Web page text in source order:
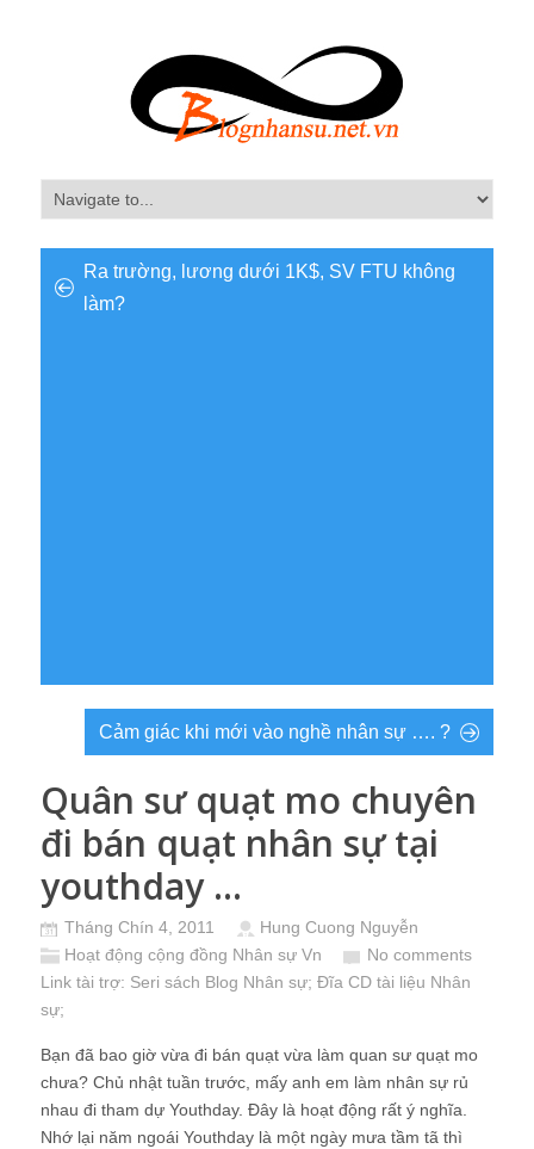
Ra trường, lương dưới 1K$, SV FTU không
làm?
Cảm giác khi mới vào nghề nhân sự …. ?
Quân sư quạt mo chuyên
đi bán quạt nhân sự tại
youthday …
Tháng Chín 4, 2011
Hung Cuong Nguyễn
Hoạt động cộng đồng Nhân sự Vn
No comments
Link tài trợ: Seri sách Blog Nhân sự; Đĩa CD tài liệu Nhân
sự;
Bạn đã bao giờ vừa đi bán quạt vừa làm quan sư quạt mo
chưa? Chủ nhật tuần trước, mấy anh em làm nhân sự rủ
nhau đi tham dự Youthday. Đây là hoạt động rất ý nghĩa.
Nhớ lại năm ngoái Youthday là một ngày mưa tầm tã thì